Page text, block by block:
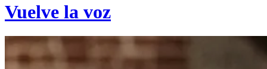
Vuelve la voz